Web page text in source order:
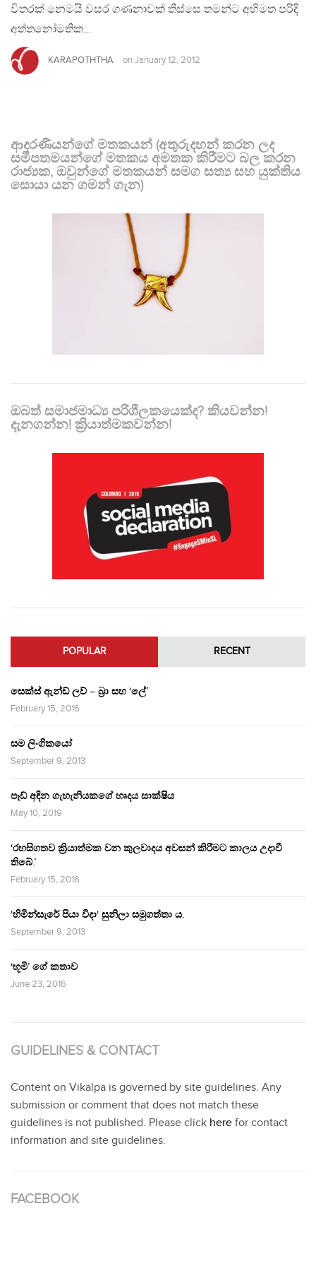
විතරක් නෙමයි වසර ගණනාවක් තිස්සෙ තමන්ට අභිමත පරිදි
අත්තනෝමතික…
KARAPOTHTHA on January 12, 2012
ආදරණීයන්ගේ මතකයන් (අතුරුදහන් කරන ලද
සමීපතමයන්ගේ මතකය අමතක කිරීමට බල කරන
රාජ්‍යක, ඔවුන්ගේ මතකයන් සමග සත්‍ය සහ යුක්තිය
සොයා යන ගමන් ගැන)
ඔබත් සමාජමාධ්‍ය පරිශීලකයෙක්ද? කියවන්න!
දැනගන්න! ක්‍රියාත්මකවන්න!
POPULAR RECENT
සෙක්ස් ඇන්ඩ් ලව් – බ්‍රා සහ ‘ලේ’
February 15, 2016
සම ලිංගිකයෝ
September 9, 2013
පෑඩ් අඳින ගැහැනියකගේ හෘදය සාක්ෂිය
May 10, 2019
‘රහසිගතව ක්‍රියාත්මක වන කුලවාදය අවසන් කිරීමට කාලය උදාවී
තිබේ.’
February 15, 2016
‘හිමින්සැරේ පියා විදා‘ සුනිලා සමුගත්තා ය.
September 9, 2013
‘භූමි’ ගේ කතාව
June 23, 2016
GUIDELINES & CONTACT
Content on Vikalpa is governed by site guidelines. Any
submission or comment that does not match these
guidelines is not published. Please click here for contact
information and site guidelines.
FACEBOOK